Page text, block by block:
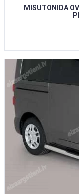
MISUTONIDA